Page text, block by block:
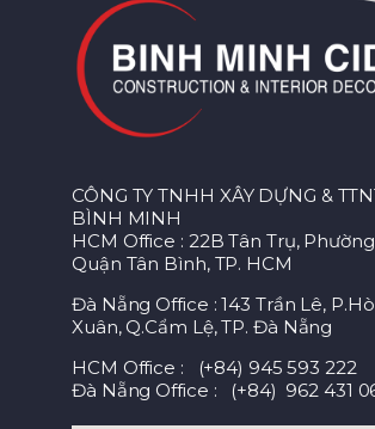
CÔNG TY TNHH XÂY DỰNG &
BÌNH MINH
HCM Office : 22B Tân Trụ, Phường
Quận Tân Bình, TP. HCM
Đà Nẵng Office : 143 Trần Lê,
Xuân, Q.Cẩm Lệ, TP. Đà Nẵng
HCM Office : (+84) 945 593 222
Đà Nẵng Office : (+84) 962 431